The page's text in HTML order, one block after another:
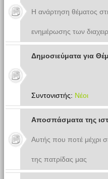
Η ανάρτηση θέματος
ενημέρωσης των
Δημοσιεύματα για
Συντονιστής: Νέοι
Αποσπάσματα της
Αυτής που ποτέ μέχρι
της πατρίδας μας